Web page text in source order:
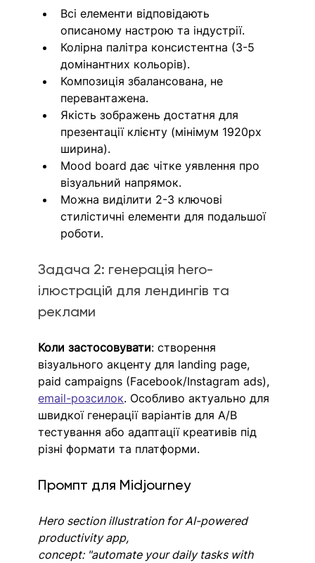
Всі елементи відповідають
описаному настрою та індустрії.
Колірна палітра консистентна (3-5
домінантних кольорів).
Композиція збалансована, не
перевантажена.
Якість зображень достатня для
презентації клієнту (мінімум 1920px
ширина).
Mood board дає чітке уявлення про
візуальний напрямок.
Можна виділити 2-3 ключові
стилістичні елементи для подальшої
роботи.
Задача 2: генерація hero-
ілюстрацій для лендингів та
реклами
Коли застосовувати: створення
візуального акценту для landing page,
paid campaigns (Facebook/Instagram ads),
email-розсилок. Особливо актуально для
швидкої генерації варіантів для A/B
тестування або адаптації креативів під
різні формати та платформи.
Промпт для Midjourney
Hero section illustration for AI-powered
productivity app,
concept: "automate your daily tasks with